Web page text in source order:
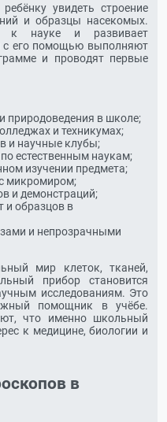
увидеть строение
и образцы насекомых.
к науке и развивает
с его помощью выполняют
и проводят первые
природоведения в школе;
и техникумах;
и научные клубы;
естественным наукам;
изучении предмета;
микромиром;
и демонстраций;
и образцов в
и непрозрачными
мир клеток, тканей,
прибор становится
исследованиям. Это
помощник в учёбе.
что именно школьный
к медицине, биологии и
в